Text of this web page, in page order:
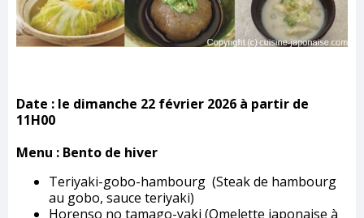
Date : le dimanche 22 février 2026 à partir de
11H00
Menu : Bento de hiver
Teriyaki-gobo-hambourg (Steak de hambourg
au gobo, sauce teriyaki)
Horenso no tamago-yaki (Omelette japonaise à